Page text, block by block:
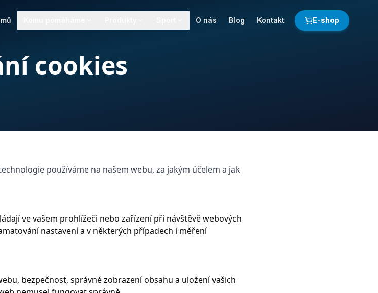
O nás Blog Kontakt
E-shop
cookies
používáme na našem webu, za jakým účelem a jak
ve vašem prohlížeči nebo zařízení při návštěvě webových
nastavení a v některých případech i měření
bezpečnost, správné zobrazení obsahu a uložení vašich